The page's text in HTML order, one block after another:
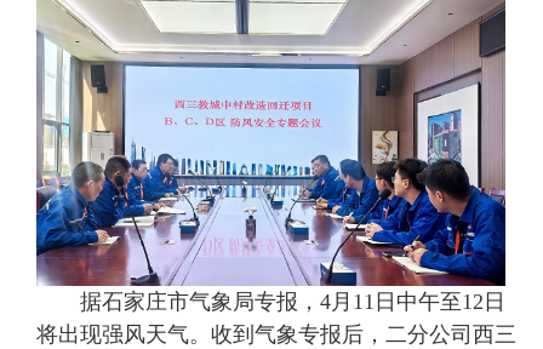
据石家庄市气象局专报，4月11日中午至12日
将出现强风天气。收到气象专报后，二分公司西三